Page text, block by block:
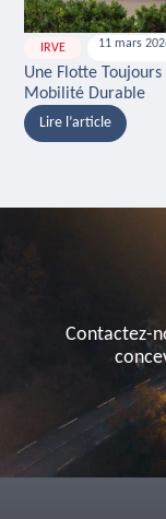
IRVE 11 mars
Une Flotte
Mobilité Durable
Lire l’article
Contactez-